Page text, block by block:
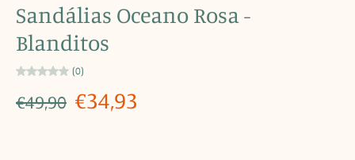
Sandálias Oceano Rosa -
Blanditos
(0)
€49,90 €34,93